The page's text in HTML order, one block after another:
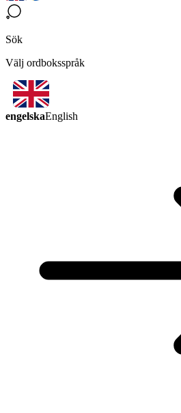
Sök
Välj ordboksspråk
engelskaEnglish